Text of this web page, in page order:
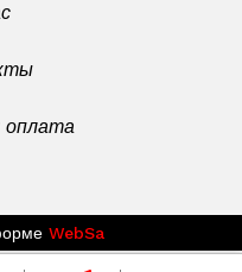
оплата
WebSa